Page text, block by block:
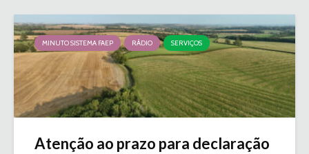
MINUTO SISTEMA FAEP RÁDIO SERVIÇOS
Atenção ao prazo para declaração